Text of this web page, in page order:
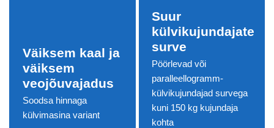
Väiksem kaal ja
väiksem
veojõuvajadus
Soodsa hinnaga
külvimasina variant
Suur
külvikujundajate
surve
Pöörlevad või
paralleellogramm-
külvikujundajad survega
kuni 150 kg kujundaja
kohta